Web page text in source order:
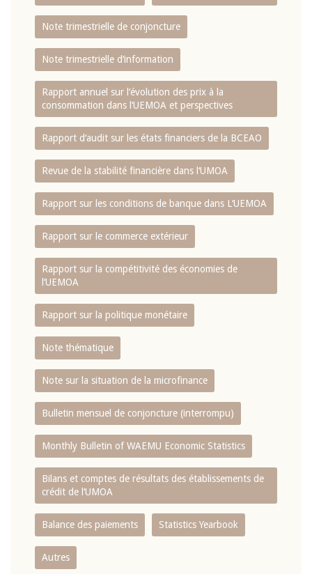
Note trimestrielle de conjoncture
Note trimestrielle d‘information
Rapport annuel sur l‘évolution des prix à la
consommation dans l‘UEMOA et perspectives
Rapport d‘audit sur les états financiers de la BCEAO
Revue de la stabilité financière dans l‘UMOA
Rapport sur les conditions de banque dans L‘UEMOA
Rapport sur le commerce extérieur
Rapport sur la compétitivité des économies de
l‘UEMOA
Rapport sur la politique monétaire
Note thématique
Note sur la situation de la microfinance
Bulletin mensuel de conjoncture (interrompu)
Monthly Bulletin of WAEMU Economic Statistics
Bilans et comptes de résultats des établissements de
crédit de l‘UMOA
Balance des paiements Statistics Yearbook
Autres